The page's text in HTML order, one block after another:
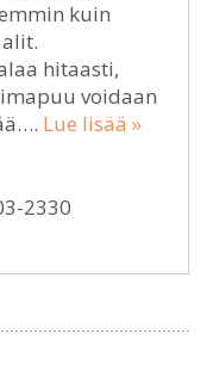
kuin
hitaasti,
voidaan
Lue lisää »
2330